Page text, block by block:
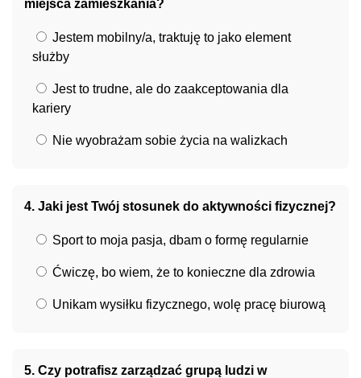
miejsca zamieszkania?
Jestem mobilny/a, traktuję to jako element
służby
Jest to trudne, ale do zaakceptowania dla
kariery
Nie wyobrażam sobie życia na walizkach
4. Jaki jest Twój stosunek do aktywności fizycznej?
Sport to moja pasja, dbam o formę regularnie
Ćwiczę, bo wiem, że to konieczne dla zdrowia
Unikam wysiłku fizycznego, wolę pracę biurową
5. Czy potrafisz zarządzać grupą ludzi w